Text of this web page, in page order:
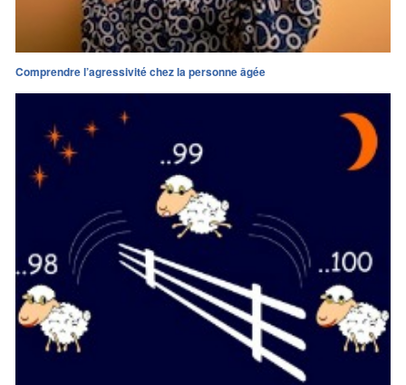
Comprendre l’agressivité chez la personne âgée